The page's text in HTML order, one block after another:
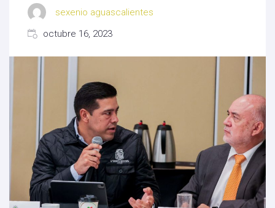
sexenio aguascalientes
octubre 16, 2023